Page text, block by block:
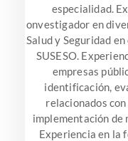
especialidad.
onvestigador en
Salud y Seguridad
SUSESO.
empresas
identificación,
relacionados
implementación de
Experiencia en la